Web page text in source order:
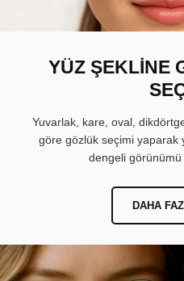
YÜZ ŞEKLİNE
Yuvarlak, kare, oval,
göre gözlük seçimi yaparak
dengeli görünümü
DAHA